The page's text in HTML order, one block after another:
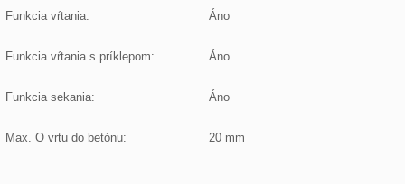
Funkcia vŕtania: Áno
Funkcia vŕtania s príklepom: Áno
Funkcia sekania: Áno
Max. O vrtu do betónu: 20 mm